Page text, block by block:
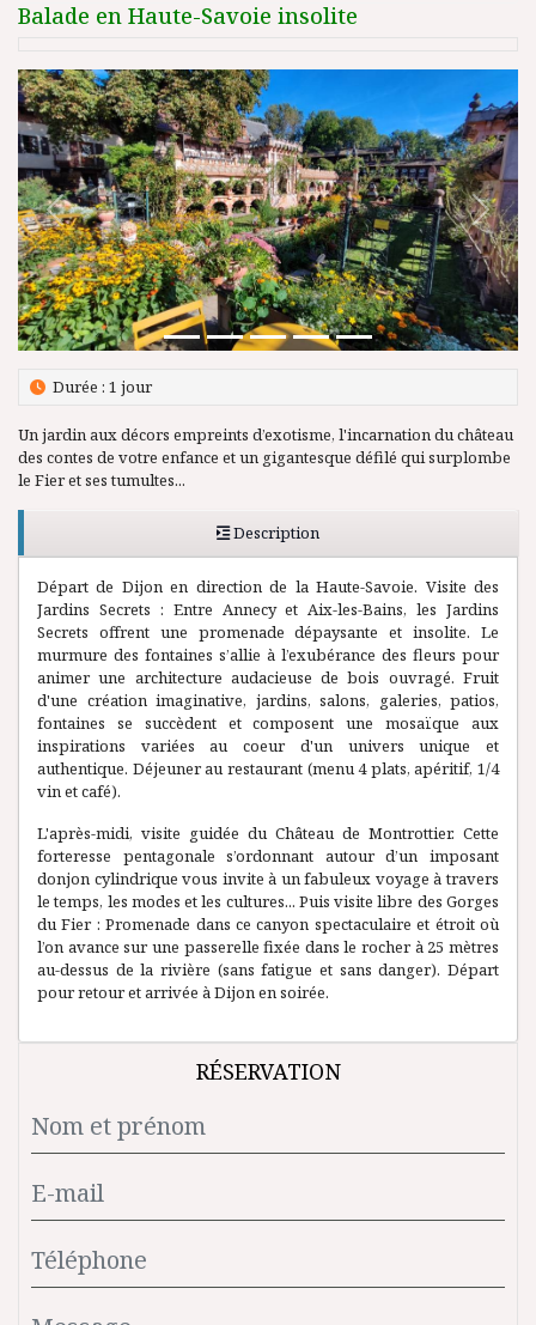
Balade en Haute-Savoie insolite
Précédent Suivant
Durée : 1 jour
Un jardin aux décors empreints d’exotisme, l'incarnation du château
des contes de votre enfance et un gigantesque défilé qui surplombe
le Fier et ses tumultes...
Description
Départ de Dijon en direction de la Haute-Savoie. Visite des
Jardins Secrets : Entre Annecy et Aix-les-Bains, les Jardins
Secrets offrent une promenade dépaysante et insolite. Le
murmure des fontaines s’allie à l’exubérance des fleurs pour
animer une architecture audacieuse de bois ouvragé. Fruit
d'une création imaginative, jardins, salons, galeries, patios,
fontaines se succèdent et composent une mosaïque aux
inspirations variées au coeur d'un univers unique et
authentique. Déjeuner au restaurant (menu 4 plats, apéritif, 1/4
vin et café).
L'après-midi, visite guidée du Château de Montrottier. Cette
forteresse pentagonale s’ordonnant autour d’un imposant
donjon cylindrique vous invite à un fabuleux voyage à travers
le temps, les modes et les cultures... Puis visite libre des Gorges
du Fier : Promenade dans ce canyon spectaculaire et étroit où
l’on avance sur une passerelle fixée dans le rocher à 25 mètres
au-dessus de la rivière (sans fatigue et sans danger). Départ
pour retour et arrivée à Dijon en soirée.
RÉSERVATION